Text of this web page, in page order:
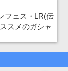
フェス・LR(伝
スメのガシャ